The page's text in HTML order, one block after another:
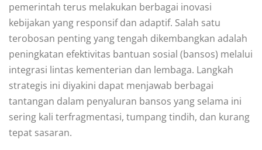
pemerintah terus melakukan berbagai inovasi
kebijakan yang responsif dan adaptif. Salah satu
terobosan penting yang tengah dikembangkan adalah
peningkatan efektivitas bantuan sosial (bansos) melalui
integrasi lintas kementerian dan lembaga. Langkah
strategis ini diyakini dapat menjawab berbagai
tantangan dalam penyaluran bansos yang selama ini
sering kali terfragmentasi, tumpang tindih, dan kurang
tepat sasaran.